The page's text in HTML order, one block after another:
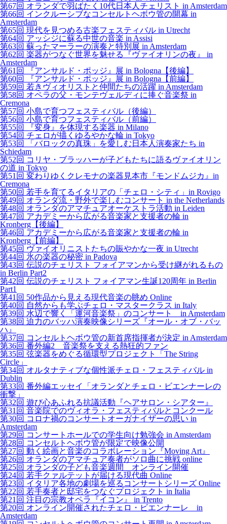
第67回 オランダで羽ばたく10代日本人チェリスト in Amsterdam
第66回 インクルーシブなコンセルトヘボウ管の開幕 in
Amsterdam
第65回 現代を見つめる古楽フェスティバル in Utrecht
第64回 アッシジに蘇る中世の音楽 in Assisi
第63回 蘇ったマーラーの演奏と特別展 in Amsterdam
第62回 楽器がつなぐ世界を魅せる『ヴァイオリンの夜』 in
Amsterdam
第61回 『アンサルド・ポッジ』展 in Bologna【後編】
第60回 『アンサルド・ポッジ』展 in Bologna【前編】
第59回 若きヴィオリストと仲間たちの活躍 in Amsterdam
第58回 オペラの父・モンテヴェルディに捧ぐ音楽祭 in
Cremona
第57回 小島で育つフェスティバル（後編）
第56回 小島で育つフェスティバル（前編）
第55回 『変身』を体現する楽器 in Milano
第54回 チェロが描くゆるやかな輪 in Tokyo
第53回 「バロックの真珠」を愛しむ日本人演奏家たち in
Schiedam
第52回 コリヤ・ブラッハーが子どもたちに語るヴァイオリン
の道 in Tokyo
第51回 変わりゆくクレモナの楽器見本市『モンドムジカ』in
Cremona
第50回 若手を育てるイタリアの「チェロ・シティ」in Rovigo
第49回 オランダ流・野外で楽しむコンサート in the Netherlands
第48回 オランダのアマチュアオーケストラ活動 in Leiden
第47回 アカデミーから広がる音楽家と支援者の輪 in
Kronberg【後編】
第46回 アカデミーから広がる音楽家と支援者の輪 in
Kronberg【前編】
第45回 ヴァイオリニストたちの賑やかな一夜 in Utrecht
第44回 氷の楽器の秘密 in Padova
第43回 伝説のチェリスト フォイアマンから受け継がれるもの
in Berlin Part2
第42回 伝説のチェリスト フォイアマン生誕120周年 in Berlin
Part1
第41回 50作品から見える現代音楽の眺め Online
第40回 自然からも学ぶチェロ・マスタークラス in Italy
第39回 水辺で響く「運河音楽祭」のコンサート in Amsterdam
第38回 迫力のバッハ演奏映像シリーズ『オール・オブ・バッ
ハ』
第37回 コンセルトヘボウ管の新首席指揮者が決定 in Amsterdam
第36回 番外編2 音楽祭を支える熱狂的ファン
第35回 弦楽器をめぐる循環型プロジェクト「The String
Circle」
第34回 オルタナティブな個性派チェロ・フェスティバル in
Dublin
第33回 番外編エッセイ「オランダとチェロ・ビエンナーレの
衝撃」
第32回 遊び心あふれる抗議活動『ヘアサロン・シアター』
第31回 音楽院でのヴィオラ・フェスティバルとコンクール
第30回 コロナ禍のコンサートオーガナイザーの思い in
Amsterdam
第29回 コンサートホールでの学生向け勉強会 in Amsterdam
第28回 コンセルトヘボウ管が限定で映像公開
第27回 動く絵画と音楽のコラボレーション『Moving Art』
第26回 オランダのアマチュア奏者がソロ曲に挑戦 online
第25回 オランダの子ども音楽週間 オンライン開催
第24回 若手クァルテットが届ける現代曲 Online
第23回 イタリア各地の劇場を巡るコンサートシリーズ Online
第22回 若手奏者と邸宅をつなぐプロジェクト in Italia
第21回 注目の宗教オペラ『イコン』 in Trento
第20回 オンライン開催されたチェロ・ビエンナーレ in
Amsterdam